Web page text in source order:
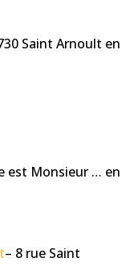
Saint Arnoult en
est Monsieur … en
– 8 rue Saint